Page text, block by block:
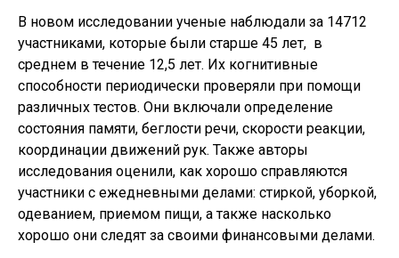
В новом исследовании ученые наблюдали за 14712
участниками, которые были старше 45 лет, в
среднем в течение 12,5 лет. Их когнитивные
способности периодически проверяли при помощи
различных тестов. Они включали определение
состояния памяти, беглости речи, скорости реакции,
координации движений рук. Также авторы
исследования оценили, как хорошо справляются
участники с ежедневными делами: стиркой, уборкой,
одеванием, приемом пищи, а также насколько
хорошо они следят за своими финансовыми делами.